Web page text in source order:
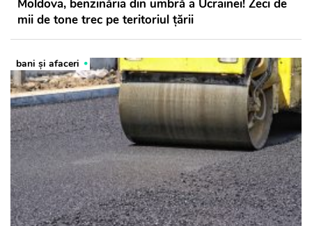
Moldova, benzinăria din umbră a Ucrainei! Zeci de
mii de tone trec pe teritoriul țării
bani și afaceri